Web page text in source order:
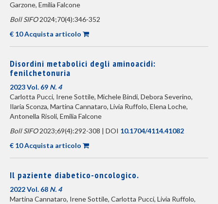
Garzone, Emilia Falcone
Boll SIFO2024;70(4):346-352
€ 10 Acquista articolo
Disordini metabolici degli aminoacidi:
fenilchetonuria
2023 Vol. 69 N. 4
Carlotta Pucci, Irene Sottile, Michele Bindi, Debora Severino,
Ilaria Sconza, Martina Cannataro, Livia Ruffolo, Elena Loche,
Antonella Risoli, Emilia Falcone
Boll SIFO2023;69(4):292-308 | DOI 10.1704/4114.41082
€ 10 Acquista articolo
Il paziente diabetico-oncologico.
2022 Vol. 68 N. 4
Martina Cannataro, Irene Sottile, Carlotta Pucci, Livia Ruffolo,